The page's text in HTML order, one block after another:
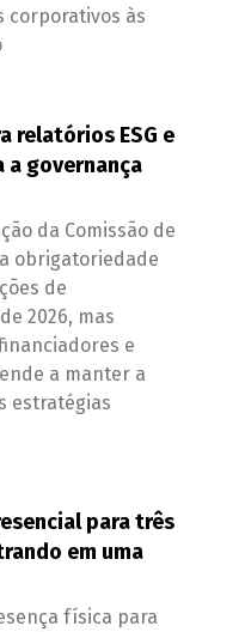
corporativos às
relatórios ESG e
a governança
da Comissão de
obrigatoriedade
de
2026, mas
e
a manter a
estratégias
para três
em uma
física para